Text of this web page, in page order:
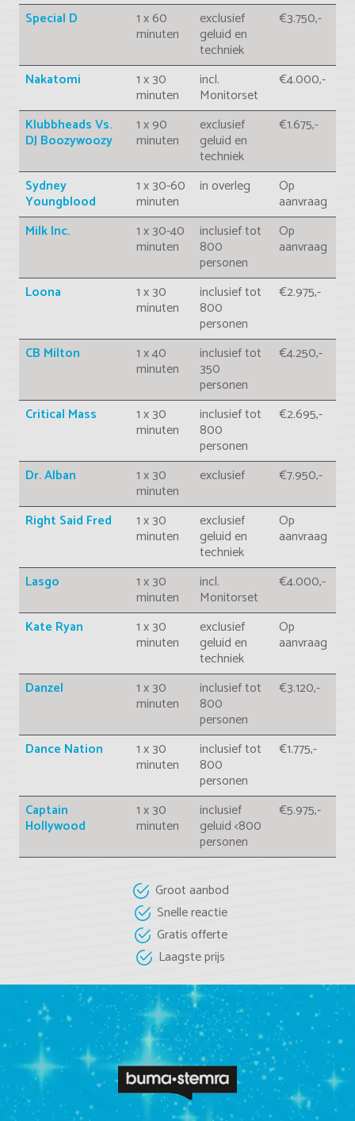
Special D 1 x 60
minuten
exclusief
geluid en
techniek
€3.750,-
Nakatomi 1 x 30
minuten
incl.
Monitorset
€4.000,-
Klubbheads Vs.
DJ Boozywoozy
1 x 90
minuten
exclusief
geluid en
techniek
€1.675,-
Sydney
Youngblood
1 x 30-60
minuten
in overleg Op
aanvraag
Milk Inc.
1 x 30-40
minuten
inclusief tot
800
personen
Op
aanvraag
Loona 1 x 30
minuten
inclusief tot
800
personen
€2.975,-
CB Milton 1 x 40
minuten
inclusief tot
350
personen
€4.250,-
Critical Mass 1 x 30
minuten
inclusief tot
800
personen
€2.695,-
Dr. Alban 1 x 30
minuten
exclusief €7.950,-
Right Said Fred 1 x 30
minuten
exclusief
geluid en
techniek
Op
aanvraag
Lasgo 1 x 30
minuten
incl.
Monitorset
€4.000,-
Kate Ryan 1 x 30
minuten
exclusief
geluid en
techniek
Op
aanvraag
Danzel 1 x 30
minuten
inclusief tot
800
personen
€3.120,-
Dance Nation 1 x 30
minuten
inclusief tot
800
personen
€1.775,-
Captain
Hollywood
1 x 30
minuten
inclusief
geluid <800
personen
€5.975,-
Groot aanbod
Snelle reactie
Gratis offerte
Laagste prijs